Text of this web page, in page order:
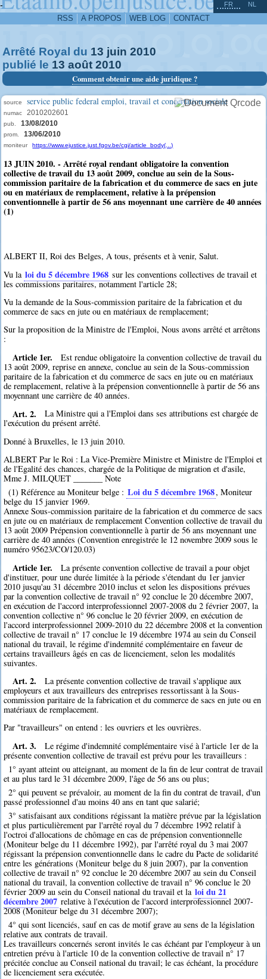
-
RSS A PROPOS WEB LOG CONTACT
FR NL
Arrêté Royal du 13 juin 2010
publié le 13 août 2010
Comment obtenir une aide juridique ?
source service public federal emploi, travail et concertation sociale
numac 2010202601
pub. 13/08/2010
prom. 13/06/2010
moniteur https://www.ejustice.just.fgov.be/cgi/article_body(...)
13 JUIN 2010. - Arrêté royal rendant obligatoire la convention
collective de travail du 13 août 2009, conclue au sein de la Sous-
commission paritaire de la fabrication et du commerce de sacs en jute
ou en matériaux de remplacement, relative à la prépension
conventionnelle à partir de 56 ans moyennant une carrière de 40 années
(1)
ALBERT II, Roi des Belges, A tous, présents et à venir, Salut.
Vu la loi du 5 décembre 1968 sur les conventions collectives de travail et
les commissions paritaires, notamment l'article 28;
Vu la demande de la Sous-commission paritaire de la fabrication et du
commerce de sacs en jute ou en matériaux de remplacement;
Sur la proposition de la Ministre de l'Emploi, Nous avons arrêté et arrêtons
:
Article 1er.
Est rendue obligatoire la convention collective de travail du
13 août 2009, reprise en annexe, conclue au sein de la Sous-commission
paritaire de la fabrication et du commerce de sacs en jute ou en matériaux
de remplacement, relative à la prépension conventionnelle à partir de 56 ans
moyennant une carrière de 40 années.
Art. 2.
La Ministre qui a l'Emploi dans ses attributions est chargée de
l'exécution du présent arrêté.
Donné à Bruxelles, le 13 juin 2010.
ALBERT Par le Roi : La Vice-Première Ministre et Ministre de l'Emploi et
de l'Egalité des chances, chargée de la Politique de migration et d'asile,
Mme J. MILQUET _______ Note
(1) Référence au Moniteur belge : Loi du 5 décembre 1968, Moniteur
belge du 15 janvier 1969.
Annexe Sous-commission paritaire de la fabrication et du commerce de sacs
en jute ou en matériaux de remplacement Convention collective de travail du
13 août 2009 Prépension conventionnelle à partir de 56 ans moyennant une
carrière de 40 années (Convention enregistrée le 12 novembre 2009 sous le
numéro 95623/CO/120.03)
Article 1er.
La présente convention collective de travail a pour objet
d'instituer, pour une durée limitée à la période s'étendant du 1er janvier
2010 jusqu'au 31 décembre 2010 inclus et selon les dispositions prévues
par la convention collective de travail n° 92 conclue le 20 décembre 2007,
en exécution de l'accord interprofessionnel 2007-2008 du 2 février 2007, la
convention collective n° 96 conclue le 20 février 2009, en exécution de
l'accord interprofessionnel 2009-2010 du 22 décembre 2008 et la convention
collective de travail n° 17 conclue le 19 décembre 1974 au sein du Conseil
national du travail, le régime d'indemnité complémentaire en faveur de
certains travailleurs âgés en cas de licenciement, selon les modalités
suivantes.
Art. 2.
La présente convention collective de travail s'applique aux
employeurs et aux travailleurs des entreprises ressortissant à la Sous-
commission paritaire de la fabrication et du commerce de sacs en jute ou en
matériaux de remplacement.
Par "travailleurs" on entend : les ouvriers et les ouvrières.
Art. 3.
Le régime d'indemnité complémentaire visé à l'article 1er de la
présente convention collective de travail est prévu pour les travailleurs :
1° ayant atteint ou atteignant, au moment de la fin de leur contrat de travail
et au plus tard le 31 décembre 2009, l'âge de 56 ans ou plus;
2° qui peuvent se prévaloir, au moment de la fin du contrat de travail, d'un
passé professionnel d'au moins 40 ans en tant que salarié;
3° satisfaisant aux conditions régissant la matière prévue par la législation
et plus particulièrement par l'arrêté royal du 7 décembre 1992 relatif à
l'octroi d'allocations de chômage en cas de prépension conventionnelle
(Moniteur belge du 11 décembre 1992), par l'arrêté royal du 3 mai 2007
régissant la prépension conventionnelle dans le cadre du Pacte de solidarité
entre les générations (Moniteur belge du 8 juin 2007), par la convention
collective de travail n° 92 conclue le 20 décembre 2007 au sein du Conseil
national du travail, la convention collective de travail n° 96 conclue le 20
février 2009 au sein du Conseil national du travail et la loi du 21
décembre 2007 relative à l'exécution de l'accord interprofessionnel 2007-
2008 (Moniteur belge du 31 décembre 2007);
4° qui sont licenciés, sauf en cas de motif grave au sens de la législation
relative aux contrats de travail.
Les travailleurs concernés seront invités le cas échéant par l'employeur à un
entretien prévu à l'article 10 de la convention collective de travail n° 17
précitée conclue au Conseil national du travail; le cas échéant, la procédure
de licenciement sera exécutée.
^